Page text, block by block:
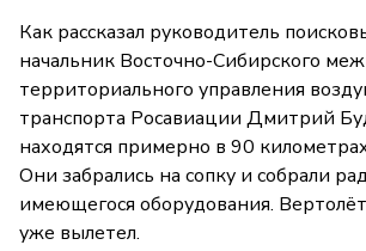
Как рассказал руководитель
начальник Восточно-Сибирского
территориального управления
транспорта Росавиации Дмитрий
находятся примерно в 90
Они забрались на сопку и собрали
имеющегося оборудования.
уже вылетел.